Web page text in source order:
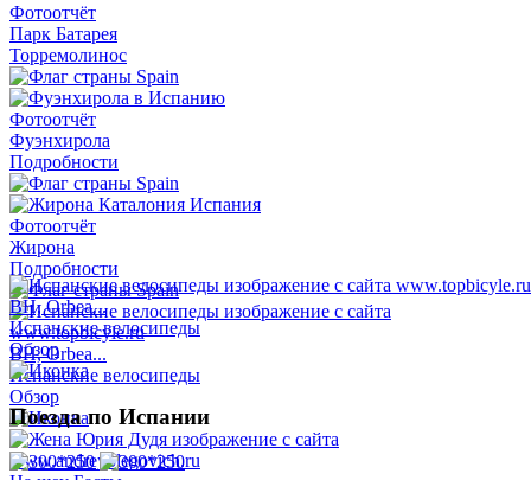
BH, Orbea...
Испанские велосипеды
Обзор
Поезда по Испании
Фотоотчёт
Парк Батарея
Торремолинос
Фотоотчёт
Фуэнхирола
Подробности
Фотоотчёт
Жирона
Подробности
BH, Orbea...
Испанские велосипеды
Обзор